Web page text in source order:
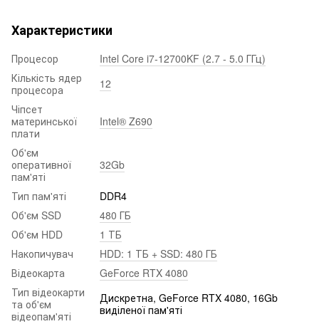
Характеристики
Процесор
Intel Core i7-12700KF (2.7 - 5.0 ГГц)
Кількість ядер
процесора
12
Чіпсет
материнської
плати
Intel® Z690
Об'єм
оперативної
пам'яті
32Gb
Тип пам'яті
DDR4
Об'єм SSD
480 ГБ
Об'єм HDD
1 ТБ
Накопичувач
HDD: 1 ТБ + SSD: 480 ГБ
Відеокарта
GeForce RTX 4080
Тип відеокарти
та об'єм
відеопам'яті
Дискретна, GeForce RTX 4080, 16Gb
виділеної пам'яті